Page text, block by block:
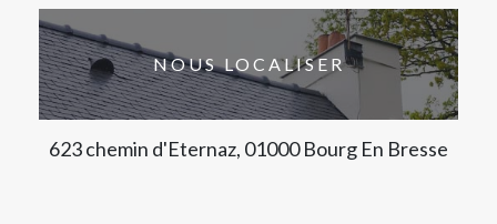
NOUS LOCALISER
623 chemin d'Eternaz, 01000 Bourg En Bresse